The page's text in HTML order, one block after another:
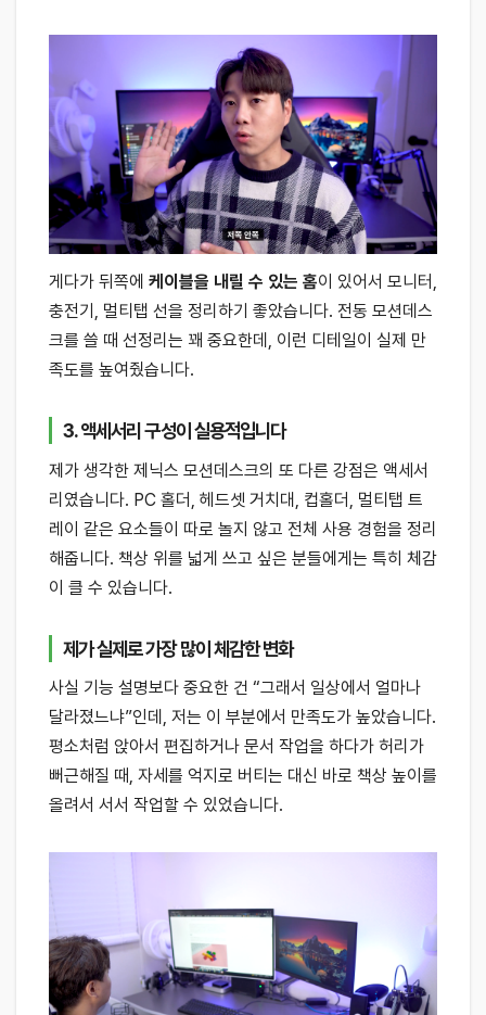
게다가 뒤쪽에 케이블을 내릴 수 있는 홈이 있어서 모니터,
충전기, 멀티탭 선을 정리하기 좋았습니다. 전동 모션데스
크를 쓸 때 선정리는 꽤 중요한데, 이런 디테일이 실제 만
족도를 높여줬습니다.
3. 액세서리 구성이 실용적입니다
제가 생각한 제닉스 모션데스크의 또 다른 강점은 액세서
리였습니다. PC 홀더, 헤드셋 거치대, 컵홀더, 멀티탭 트
레이 같은 요소들이 따로 놀지 않고 전체 사용 경험을 정리
해줍니다. 책상 위를 넓게 쓰고 싶은 분들에게는 특히 체감
이 클 수 있습니다.
제가 실제로 가장 많이 체감한 변화
사실 기능 설명보다 중요한 건 “그래서 일상에서 얼마나
달라졌느냐”인데, 저는 이 부분에서 만족도가 높았습니다.
평소처럼 앉아서 편집하거나 문서 작업을 하다가 허리가
뻐근해질 때, 자세를 억지로 버티는 대신 바로 책상 높이를
올려서 서서 작업할 수 있었습니다.